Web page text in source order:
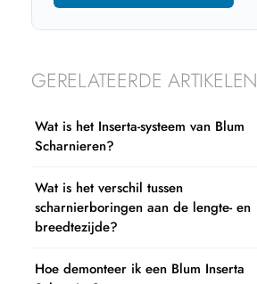
GERELATEERDE ARTIKELEN
Wat is het Inserta-systeem van Blum
Scharnieren?
Wat is het verschil tussen
scharnierboringen aan de lengte- en
breedtezijde?
Hoe demonteer ik een Blum Inserta